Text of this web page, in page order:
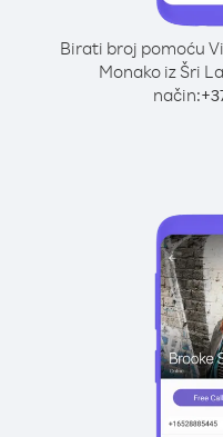
Birati broj pomoću
Monako iz Šri
način:+